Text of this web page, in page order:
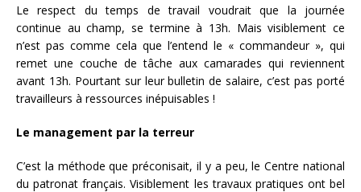
Le respect du temps de travail voudrait que la journée
continue au champ, se termine à 13h. Mais visiblement ce
n’est pas comme cela que l’entend le « commandeur », qui
remet une couche de tâche aux camarades qui reviennent
avant 13h. Pourtant sur leur bulletin de salaire, c’est pas porté
travailleurs à ressources inépuisables !
Le management par la terreur
C’est la méthode que préconisait, il y a peu, le Centre national
du patronat français. Visiblement les travaux pratiques ont bel